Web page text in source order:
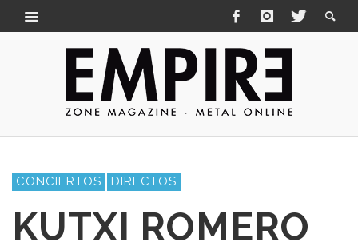
CONCIERTOS DIRECTOS
KUTXI ROMERO